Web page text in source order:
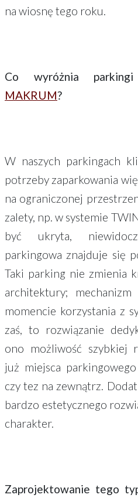
na wiosnę tego roku.
Co wyróżnia
MAKRUM?
W naszych parkingach
potrzeby zaparkowania
na ograniczonej
zalety, np. w systemie
być ukryta,
parkingowa znajduje się
Taki parking nie zmienia
architektury;
momencie korzystania z
zaś, to rozwiązanie
ono możliwość szybkiej
już miejsca
czy tez na zewnątrz.
bardzo estetycznego
charakter.
Zaprojektowanie tego